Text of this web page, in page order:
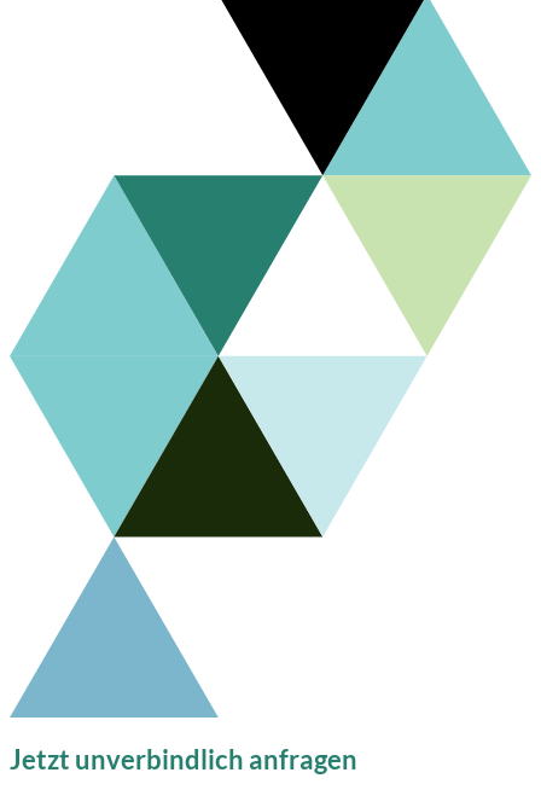
Jetzt unverbindlich anfragen